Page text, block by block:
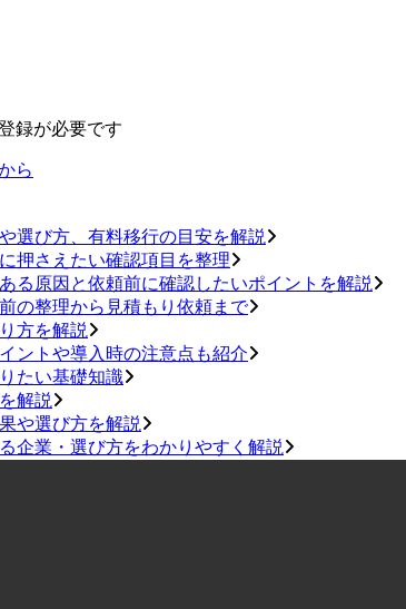
録が必要です
選び方、有料移行の目安を解説
押さえたい確認項目を整理
る原因と依頼前に確認したいポイントを解説
の整理から見積もり依頼まで
方を解説
ントや導入時の注意点も紹介
たい基礎知識
解説
や選び方を解説
企業・選び方をわかりやすく解説